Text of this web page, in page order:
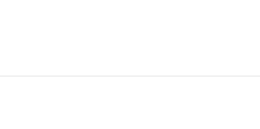
ベース等を取り扱う情報